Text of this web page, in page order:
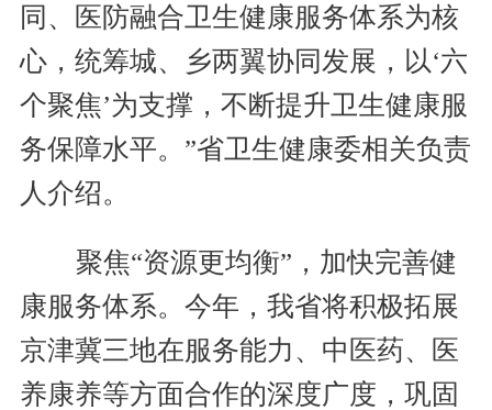
同、医防融合卫生健康服务体系为核
心，统筹城、乡两翼协同发展，以‘六
个聚焦’为支撑，不断提升卫生健康服
务保障水平。”省卫生健康委相关负责
人介绍。
聚焦“资源更均衡”，加快完善健
康服务体系。今年，我省将积极拓展
京津冀三地在服务能力、中医药、医
养康养等方面合作的深度广度，巩固